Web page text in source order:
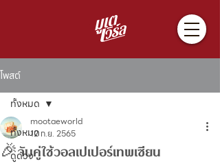
โพสต์
ทั้งหมด
ดูดวง
ทั้งหมด
🎉จับคู่ใช้วอลเปเปอร์เทพเซียน
mootaeworld
12 ก.ย. 2565